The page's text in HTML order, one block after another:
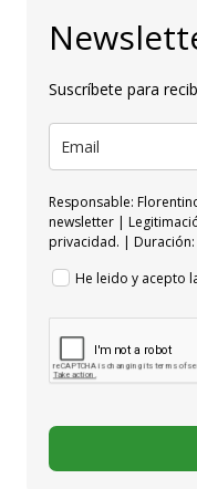
Suscríbete para
Responsable:
newsletter |
privacidad. | Duración:
He leido y acepto